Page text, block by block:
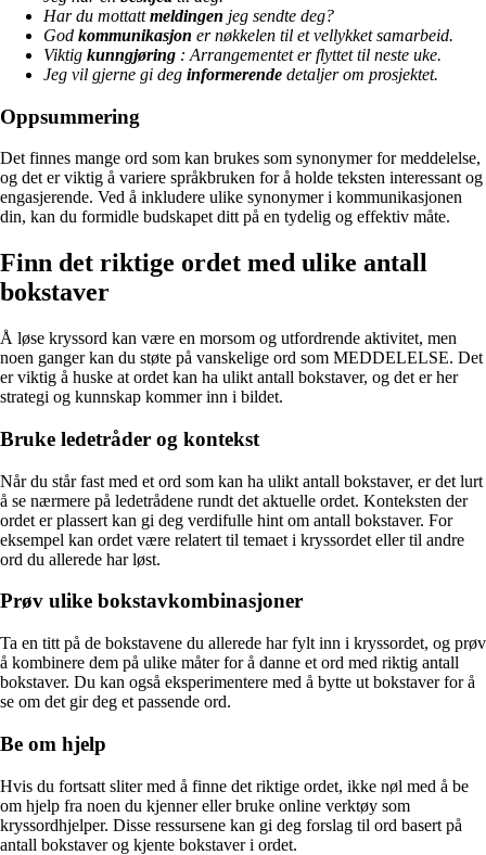
Har du mottattmeldingen jeg sendte deg?
God kommunikasjon er nøkkelen til et vellykket samarbeid.
Viktig kunngjøring : Arrangementet er flyttet til neste uke.
Jeg vil gjerne gi deg informerende detaljer om prosjektet.
Oppsummering
Det finnes mange ord som kan brukes som synonymer for meddelelse,
og det er viktig å variere språkbruken for å holde teksten interessant og
engasjerende. Ved å inkludere ulike synonymer i kommunikasjonen
din, kan du formidle budskapet ditt på en tydelig og effektiv måte.
Finn det riktige ordet med ulike antall
bokstaver
Å løse kryssord kan være en morsom og utfordrende aktivitet, men
noen ganger kan du støte på vanskelige ord som MEDDELELSE. Det
er viktig å huske at ordet kan ha ulikt antall bokstaver, og det er her
strategi og kunnskap kommer inn i bildet.
Bruke ledetråder og kontekst
Når du står fast med et ord som kan ha ulikt antall bokstaver, er det lurt
å se nærmere på ledetrådene rundt det aktuelle ordet. Konteksten der
ordet er plassert kan gi deg verdifulle hint om antall bokstaver. For
eksempel kan ordet være relatert til temaet i kryssordet eller til andre
ord du allerede har løst.
Prøv ulike bokstavkombinasjoner
Ta en titt på de bokstavene du allerede har fylt inn i kryssordet, og prøv
å kombinere dem på ulike måter for å danne et ord med riktig antall
bokstaver. Du kan også eksperimentere med å bytte ut bokstaver for å
se om det gir deg et passende ord.
Be om hjelp
Hvis du fortsatt sliter med å finne det riktige ordet, ikke nøl med å be
om hjelp fra noen du kjenner eller bruke online verktøy som
kryssordhjelper. Disse ressursene kan gi deg forslag til ord basert på
antall bokstaver og kjente bokstaver i ordet.